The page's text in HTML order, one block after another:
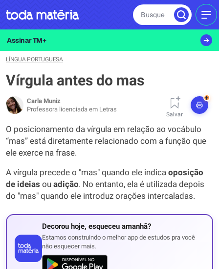
Busque
Assinar TM+
LÍNGUA PORTUGUESA
Vírgula antes do mas
Carla Muniz
Professora licenciada em Letras
Salvar
+
O posicionamento da vírgula em relação ao vocábulo
“mas” está diretamente relacionado com a função que
ele exerce na frase.
A vírgula precede o "mas" quando ele indica oposição
de ideias ou adição. No entanto, ela é utilizada depois
do "mas" quando ele introduz orações intercaladas.
Decorou hoje, esqueceu amanhã?
Estamos construindo o melhor app de estudos pra você
não esquecer mais.